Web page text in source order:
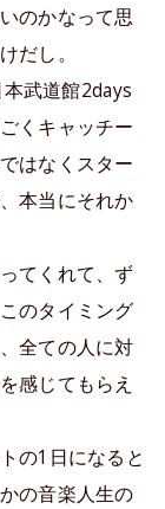
のかなって思
だし。
武道館2days
くキャッチー
はなくスター
本当にそれか
てくれて、ず
のタイミング
全ての人に対
感じてもらえ
の1日になると
の音楽人生の